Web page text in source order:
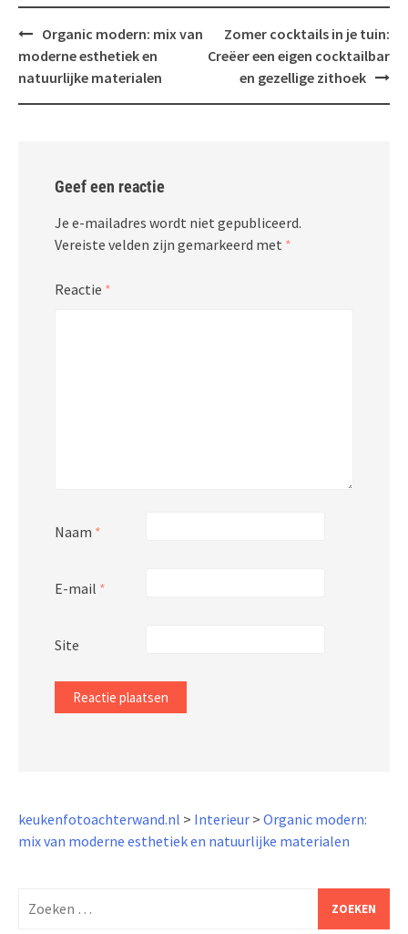
Bericht
navigatie
Organic modern: mix van
moderne esthetiek en
natuurlijke materialen
Zomer cocktails in je tuin:
Creëer een eigen cocktailbar
en gezellige zithoek
Geef een reactie
Je e-mailadres wordt niet gepubliceerd.
Vereiste velden zijn gemarkeerd met *
Reactie *
Naam *
E-mail *
Site
keukenfotoachterwand.nl > Interieur > Organic modern:
mix van moderne esthetiek en natuurlijke materialen
naar: